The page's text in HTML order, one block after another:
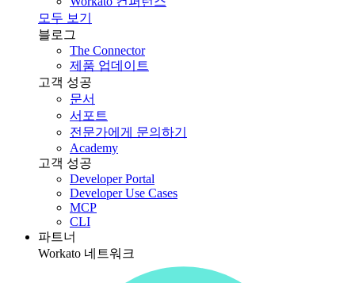
모두 보기
블로그
The Connector
제품 업데이트
고객 성공
문서
서포트
전문가에게 문의하기
Academy
고객 성공
Developer Portal
Developer Use Cases
MCP
CLI
파트너
Workato 네트워크